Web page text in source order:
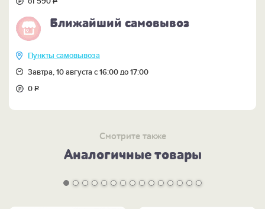
Ближайший самовывоз
Пункты самовывоза
Завтра, 10 августа с 16:00 до 17:00
0Р
Смотрите также
Аналогичные товары